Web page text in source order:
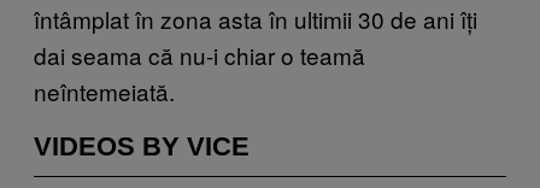
întâmplat în zona asta în ultimii 30 de ani îți
dai seama că nu-i chiar o teamă
neîntemeiată.
VIDEOS BY VICE